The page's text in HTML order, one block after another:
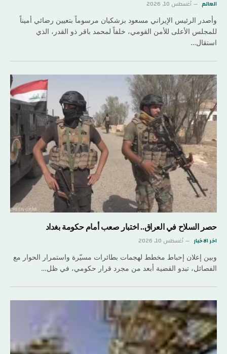
العالم أغسطس 10, 2026
وأصدر الرئيس الإيراني مسعود بزشكيان مرسوماً بتعيين رضائي أميناً
للمجلس الأعلى للأمن القومي، خلفاً لمحمد باقر ذو القدر، الذي
استقال…
حصر السلاح في العراق.. اختبار صعب أمام حكومة بغداد
اخر الاخبار أغسطس 10, 2026
وبين إعلان إحباط مخطط لهجمات بطائرات مسيّرة واستمرار الحوار مع
الفصائل، تبدو القضية أبعد من مجرد قرار حكومي، في ظل…